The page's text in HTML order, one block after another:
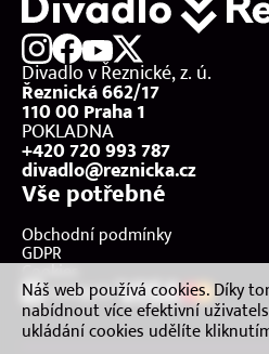
Divadlo v Řeznické, z. ú.
Řeznická 662/17
110 00 Praha 1
POKLADNA
+420 720 993 787
divadlo@reznicka.cz
Vše potřebné
Obchodní podmínky
GDPR
Cookies
Náš web používá cookies. Díky
nabídnout více efektivní
ukládání cookies udělíte